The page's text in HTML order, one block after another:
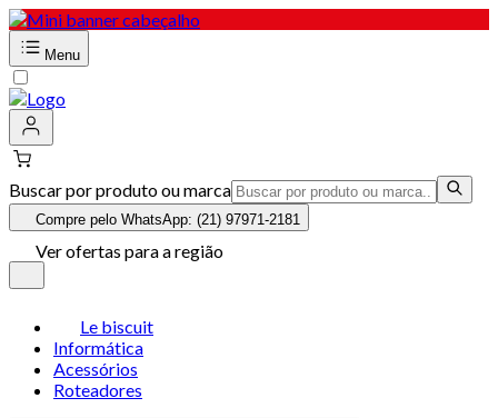
Menu
Buscar por produto ou marca
Compre pelo WhatsApp: (21) 97971-2181
Ver ofertas para a região
Le biscuit
Informática
Acessórios
Roteadores